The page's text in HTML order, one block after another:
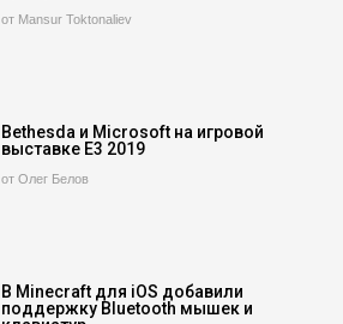
от Mansur Toktonaliev
Bethesda и Microsoft на игровой
выставке E3 2019
от Олег Белов
В Minecraft для iOS добавили
поддержку Bluetooth мышек и